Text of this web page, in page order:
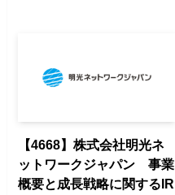
【4668】株式会社明光ネ
ットワークジャパン 事業
概要と成長戦略に関するIR